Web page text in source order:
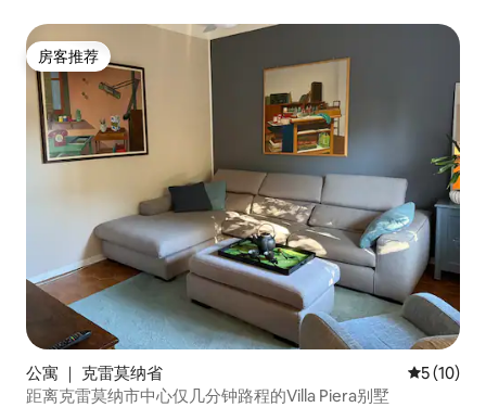
房客推荐
房客推荐
公寓 ｜ 克雷莫纳省 平均评分
5 (10)
距离克雷莫纳市中心仅几分钟路程的Villa Piera别墅